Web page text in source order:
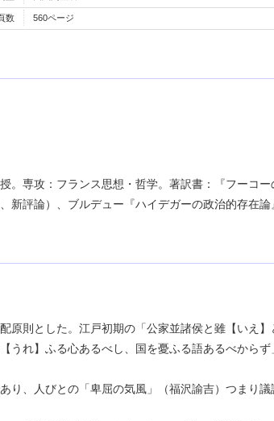
数 560ページ
。専攻：フランス思想・哲学。著訳書：『フーコ
、新評論）、ブルデュー『ハイデガーの政治的存在論
則とした。江戸初期の「公家並諸侯と雖【いえ
うれ】ふる心あるべし、国を憂ふる語あるべから
り、人びとの「卑屈の気風」（福沢諭吉）つまり